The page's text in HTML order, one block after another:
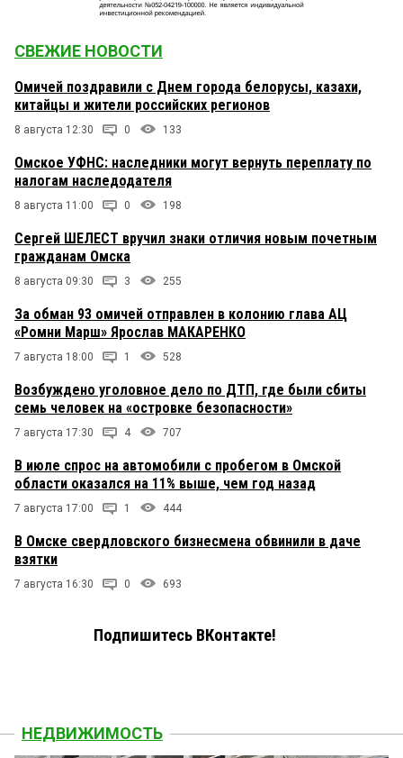
СВЕЖИЕ НОВОСТИ
Омичей поздравили с Днем города белорусы, казахи,
китайцы и жители российских регионов
8 августа 12:30 0 133
Омское УФНС: наследники могут вернуть переплату по
налогам наследодателя
8 августа 11:00 0 198
Сергей ШЕЛЕСТ вручил знаки отличия новым почетным
гражданам Омска
8 августа 09:30 3 255
За обман 93 омичей отправлен в колонию глава АЦ
«Ромни Марш» Ярослав МАКАРЕНКО
7 августа 18:00 1 528
Возбуждено уголовное дело по ДТП, где были сбиты
семь человек на «островке безопасности»
7 августа 17:30 4 707
В июле спрос на автомобили с пробегом в Омской
области оказался на 11% выше, чем год назад
7 августа 17:00 1 444
В Омске свердловского бизнесмена обвинили в даче
взятки
7 августа 16:30 0 693
Подпишитесь ВКонтакте!
НЕДВИЖИМОСТЬ